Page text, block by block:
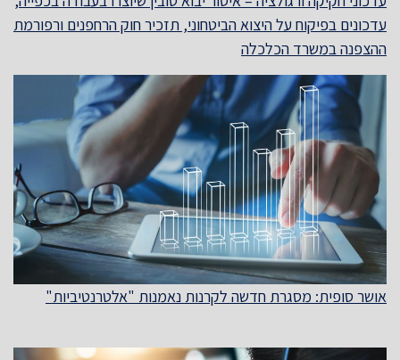
עדכונים בפיקוח על היצוא הביטחוני, תזכיר חוק הרחפנים ורפורמת
ההצפנה במשרד הכלכלה
אושר סופית: מסגרת חדשה לקרנות נאמנות "אלטרנטיביות"